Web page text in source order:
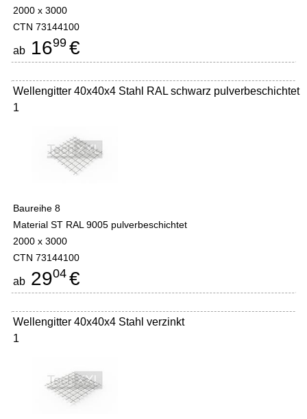
2000 x 3000
CTN 73144100
ab 1699 €
Wellengitter 40x40x4 Stahl RAL schwarz pulverbeschichtet
1
Baureihe 8
Material ST RAL 9005 pulverbeschichtet
2000 x 3000
CTN 73144100
ab 2904 €
Wellengitter 40x40x4 Stahl verzinkt
1